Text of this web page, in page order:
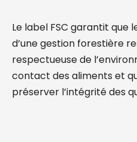
Le label FSC garantit que
d’une gestion forestière
respectueuse de
contact des aliments et
préserver l’intégrité des